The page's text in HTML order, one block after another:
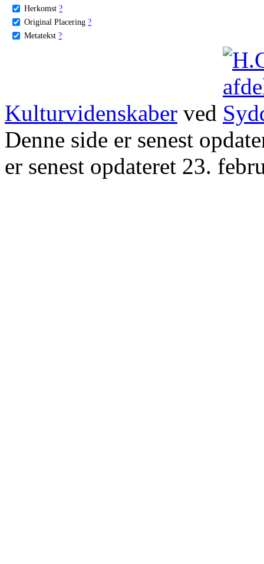
Herkomst ?
Original Placering ?
Metatekst ?
Kulturvidenskaber ved
Denne side er senest
er senest opdateret 23.